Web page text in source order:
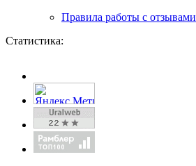
Правила работы с отзывами
Статистика: